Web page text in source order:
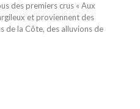
des premiers crus « Aux
et proviennent des
de la Côte, des alluvions de